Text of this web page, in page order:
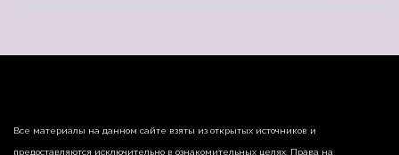
Все материалы на данном сайте взяты из открытых источников и
предоставляются исключительно в ознакомительных целях. Права на